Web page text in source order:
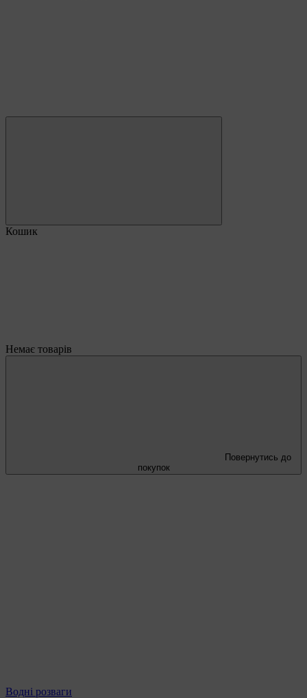
Кошик
Немає товарів
Повернутись до
покупок
Водні розваги